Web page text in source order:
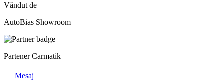
Vândut de
AutoBias Showroom
Partener Carmatik
Mesaj